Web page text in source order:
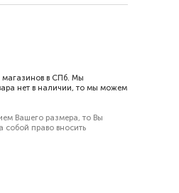
магазинов в СПб. Мы
нет в наличии, то мы можем
Вашего размера, то Вы
собой право вносить